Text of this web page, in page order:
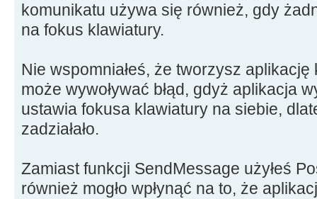
//Sleep(1000);
//PostMessage(hWND,
Sleep(sleeptime*2);
cout << "Send Message: "
}
system("PAUSE");
return EXIT_SUCCESS;
komunikatu używa się również, gdy
na fokus klawiatury.
Nie wspomniałeś, że tworzysz aplikację
może wywoływać błąd, gdyż aplikacja
ustawia fokusa klawiatury na siebie,
zadziałało.
Zamiast funkcji SendMessage użyłeś
również mogło wpłynąć na to, że